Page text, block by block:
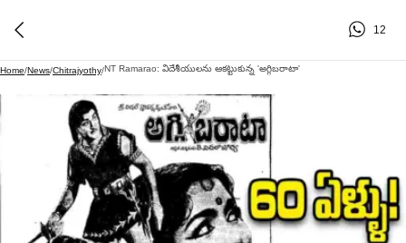
12
Home/News/Chitrajyothy/NT Ramarao: విదేశీయులను ఆకట్టుకున్న 'అగ్గిబరాటా'